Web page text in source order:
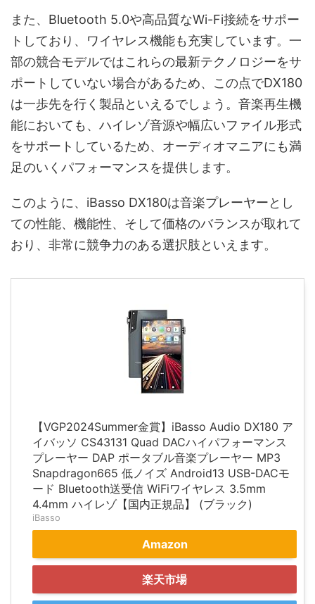
また、Bluetooth 5.0や高品質なWi-Fi接続をサポー
トしており、ワイヤレス機能も充実しています。一
部の競合モデルではこれらの最新テクノロジーをサ
ポートしていない場合があるため、この点でDX180
は一歩先を行く製品といえるでしょう。音楽再生機
能においても、ハイレゾ音源や幅広いファイル形式
をサポートしているため、オーディオマニアにも満
足のいくパフォーマンスを提供します。
このように、iBasso DX180は音楽プレーヤーとし
ての性能、機能性、そして価格のバランスが取れて
おり、非常に競争力のある選択肢といえます。
【VGP2024Summer金賞】iBasso Audio DX180 ア
イバッソ CS43131 Quad DACハイパフォーマンス
プレーヤー DAP ポータブル音楽プレーヤー MP3
Snapdragon665 低ノイズ Android13 USB-DACモ
ード Bluetooth送受信 WiFiワイヤレス 3.5mm
4.4mm ハイレゾ【国内正規品】 (ブラック)
iBasso
Amazon
楽天市場